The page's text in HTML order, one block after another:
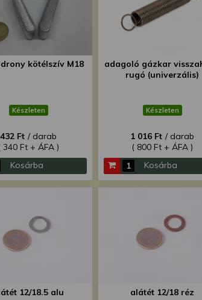
kötélszív M18
Készleten
432 Ft / darab
340 Ft + ÁFA )
Kosárba
adagoló gázkar
rugó (univerzális)
Készleten
1 016 Ft / darab
( 800 Ft + ÁFA )
Kosárba
12/18.5 alu alátét 12/18 réz